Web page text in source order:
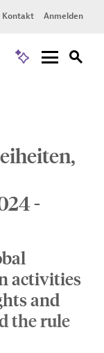
Kontakt Anmelden
-
activities
and
the rule